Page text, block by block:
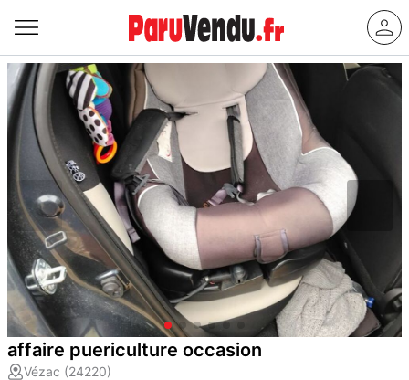
affaire puericulture occasion
Vézac (24220)